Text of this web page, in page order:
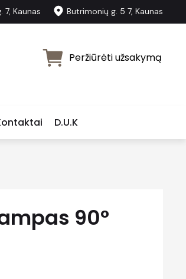
7, Kaunas Butrimonių g. 5 7, Kaunas
Peržiūrėti užsakymą
D.U.K
90°